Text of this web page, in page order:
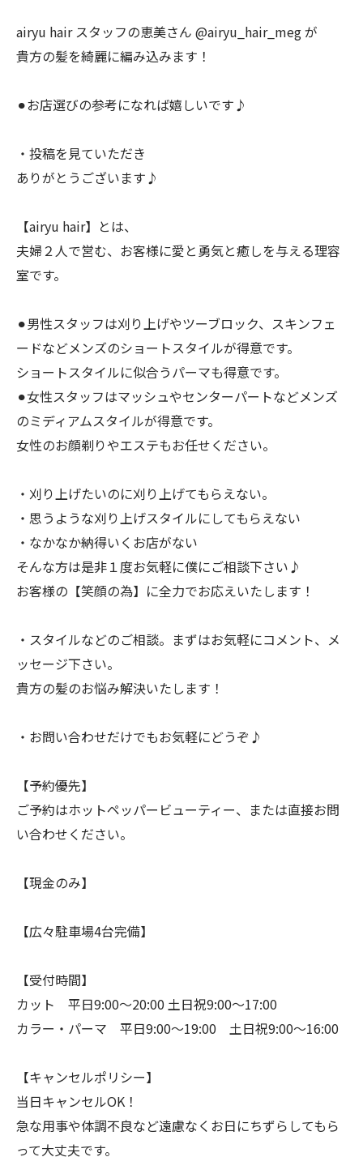
airyu hair スタッフの恵美さん @airyu_hair_meg が
貴方の髪を綺麗に編み込みます！
⚫︎お店選びの参考になれば嬉しいです♪
・投稿を見ていただき
ありがとうございます♪
【airyu hair】とは、
夫婦２人で営む、お客様に愛と勇気と癒しを与える理容
室です。
⚫︎男性スタッフは刈り上げやツーブロック、スキンフェ
ードなどメンズのショートスタイルが得意です。
ショートスタイルに似合うパーマも得意です。
⚫︎女性スタッフはマッシュやセンターパートなどメンズ
のミディアムスタイルが得意です。
女性のお顔剃りやエステもお任せください。
・刈り上げたいのに刈り上げてもらえない。
・思うような刈り上げスタイルにしてもらえない
・なかなか納得いくお店がない
そんな方は是非１度お気軽に僕にご相談下さい♪
お客様の【笑顔の為】に全力でお応えいたします！
・スタイルなどのご相談。まずはお気軽にコメント、メ
ッセージ下さい。
貴方の髪のお悩み解決いたします！
・お問い合わせだけでもお気軽にどうぞ♪
【予約優先】
ご予約はホットペッパービューティー、または直接お問
い合わせください。
【現金のみ】
【広々駐車場4台完備】
【受付時間】
カット 平日9:00〜20:00 土日祝9:00〜17:00
カラー・パーマ 平日9:00〜19:00 土日祝9:00〜16:00
【キャンセルポリシー】
当日キャンセルOK！
急な用事や体調不良など遠慮なくお日にちずらしてもら
って大丈夫です。